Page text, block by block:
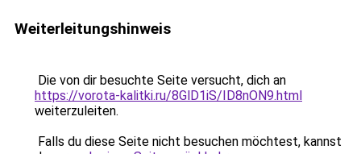
Weiterleitungshinweis
Die von dir besuchte Seite versucht, dich an
https://vorota-kalitki.ru/8GlD1iS/ID8nON9.html
weiterzuleiten.
Falls du diese Seite nicht besuchen möchtest, kannst